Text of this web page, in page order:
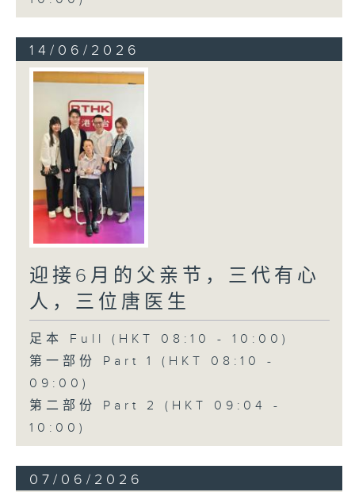
14/06/2026
迎接6月的父亲节，三代有心
人，三位唐医生
足本 Full (HKT 08:10 - 10:00)
第一部份 Part 1 (HKT 08:10 -
09:00)
第二部份 Part 2 (HKT 09:04 -
10:00)
07/06/2026